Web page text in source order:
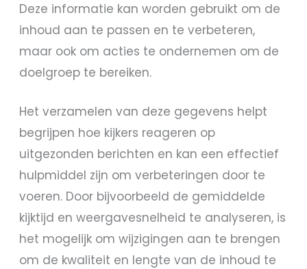
Deze informatie kan worden gebruikt om de
inhoud aan te passen en te verbeteren,
maar ook om acties te ondernemen om de
doelgroep te bereiken.
Het verzamelen van deze gegevens helpt
begrijpen hoe kijkers reageren op
uitgezonden berichten en kan een effectief
hulpmiddel zijn om verbeteringen door te
voeren. Door bijvoorbeeld de gemiddelde
kijktijd en weergavesnelheid te analyseren, is
het mogelijk om wijzigingen aan te brengen
om de kwaliteit en lengte van de inhoud te